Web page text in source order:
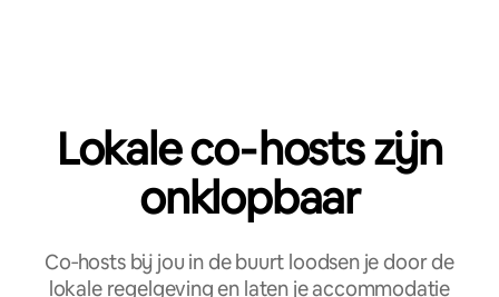
Lokale co‑hosts zijn
onklopbaar
Co‑hosts bij jou in de buurt loodsen je door de
lokale regelgeving en laten je accommodatie